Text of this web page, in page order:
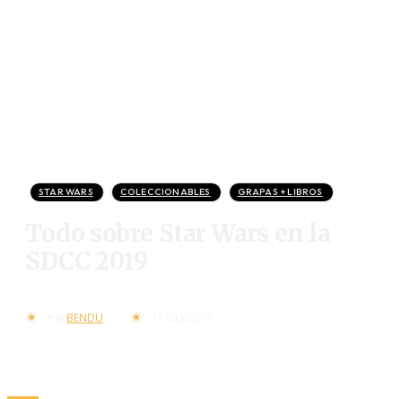
STAR WARS COLECCIONABLES GRAPAS + LIBROS
BENDU